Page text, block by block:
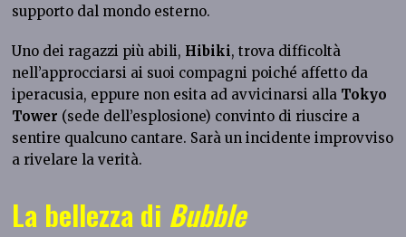
supporto dal mondo esterno.
Uno dei ragazzi più abili, Hibiki, trova difficoltà
nell’approcciarsi ai suoi compagni poiché affetto da
iperacusia, eppure non esita ad avvicinarsi alla Tokyo
Tower (sede dell’esplosione) convinto di riuscire a
sentire qualcuno cantare. Sarà un incidente improvviso
a rivelare la verità.
La bellezza di Bubble